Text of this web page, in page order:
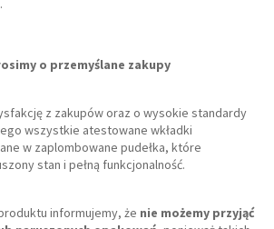
o przemyślane zakupy
z zakupów oraz o wysokie standardy
wszystkie atestowane wkładki
w zaplombowane pudełka, które
stan i pełną funkcjonalność.
informujemy, że nie możemy przyjąć